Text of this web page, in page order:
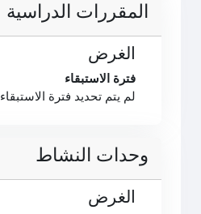
المقررات الدراسية
الغرض
فترة الاستبقاء
لم يتم تحديد فترة الاستبقاء
وحدات النشاط
الغرض